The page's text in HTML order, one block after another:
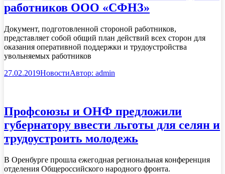
работников ООО «СФНЗ»
Документ, подготовленной стороной работников,
представляет собой общий план действий всех сторон для
оказания оперативной поддержки и трудоустройства
увольняемых работников
27.02.2019НовостиАвтор: admin
Профсоюзы и ОНФ предложили
губернатору ввести льготы для селян и
трудоустроить молодежь
В Оренбурге прошла ежегодная региональная конференция
отделения Общероссийского народного фронта.